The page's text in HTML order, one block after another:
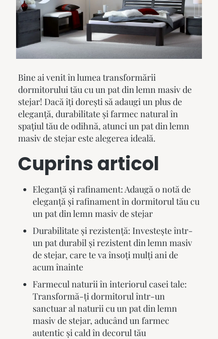
Bine ai venit în lumea transformării
dormitorului tău cu unpat din lemn masiv de
stejar! Dacă îți dorești să adaugi un plus de
eleganță, durabilitate și farmec natural în
spațiul tău de odihnă, atunci unpat din lemn
masivde stejar este alegerea ideală.
Cuprins articol
Eleganță și rafinament: Adaugă o notă de
eleganță și rafinament în dormitorul tău cu
un pat din lemn masiv de stejar
Durabilitate și rezistență: Investește într-
un pat durabil și rezistent din lemn masiv
de stejar, care te va însoți mulți ani de
acum înainte
Farmecul naturii în interiorul casei tale:
Transformă-ți dormitorul într-un
sanctuar al naturii cu un pat din lemn
masiv de stejar, aducând un farmec
autentic și cald în decorul tău